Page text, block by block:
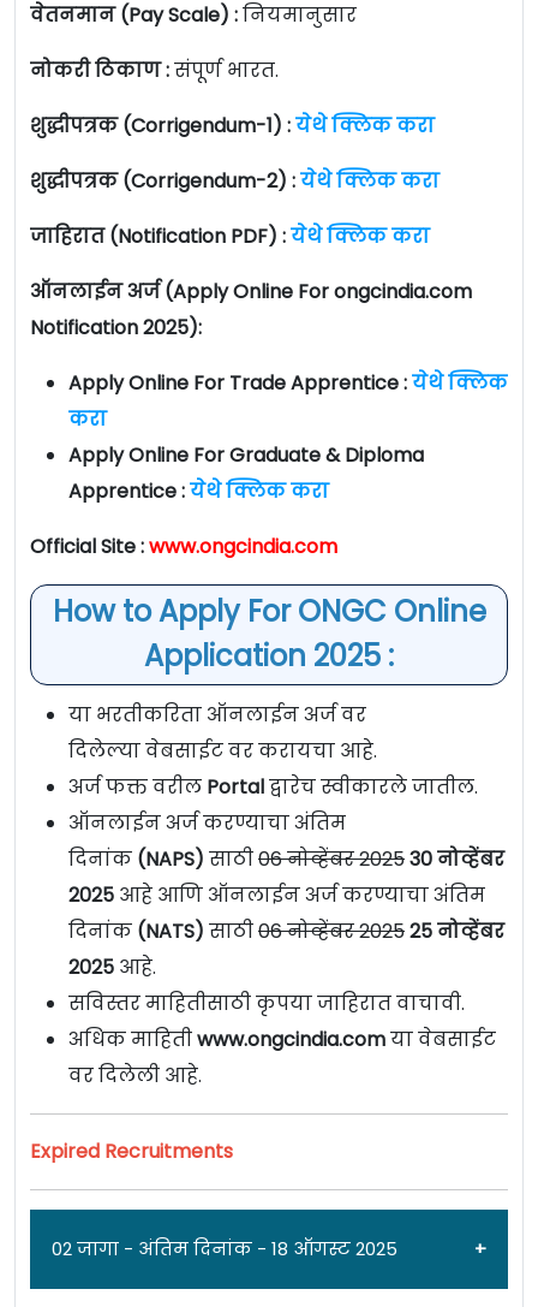
वेतनमान (Pay Scale) :नियमानुसार
नोकरी ठिकाण :संपूर्ण भारत.
शुद्धीपत्रक (Corrigendum-1) :येथे क्लिक करा
शुद्धीपत्रक (Corrigendum-2) :येथे क्लिक करा
जाहिरात (Notification PDF) :येथे क्लिक करा
ऑनलाईन अर्ज (Apply Online For ongcindia.com
Notification 2025):
Apply Online For Trade Apprentice :येथे क्लिक
करा
Apply Online For Graduate & Diploma
Apprentice :येथे क्लिक करा
Official Site :www.ongcindia.com
How to Apply For ONGC Online
Application 2025 :
या भरतीकरिता ऑनलाईन अर्ज वर
दिलेल्या वेबसाईट वर करायचा आहे.
अर्ज फक्त वरील Portalद्वारेच स्वीकारले जातील.
ऑनलाईन अर्ज करण्याचा अंतिम
दिनांक (NAPS) साठी06 नोव्हेंबर 202530 नोव्हेंबर
2025 आहे आणि ऑनलाईन अर्ज करण्याचा अंतिम
दिनांक (NATS) साठी06 नोव्हेंबर 202525 नोव्हेंबर
2025 आहे.
सविस्तर माहितीसाठी कृपया जाहिरात वाचावी.
अधिक माहितीwww.ongcindia.comया वेबसाईट
वर दिलेली आहे.
Expired Recruitments
02 जागा - अंतिम दिनांक - 18 ऑगस्ट 2025